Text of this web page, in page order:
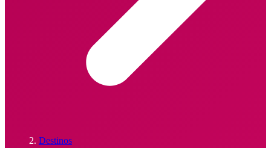
Destinos